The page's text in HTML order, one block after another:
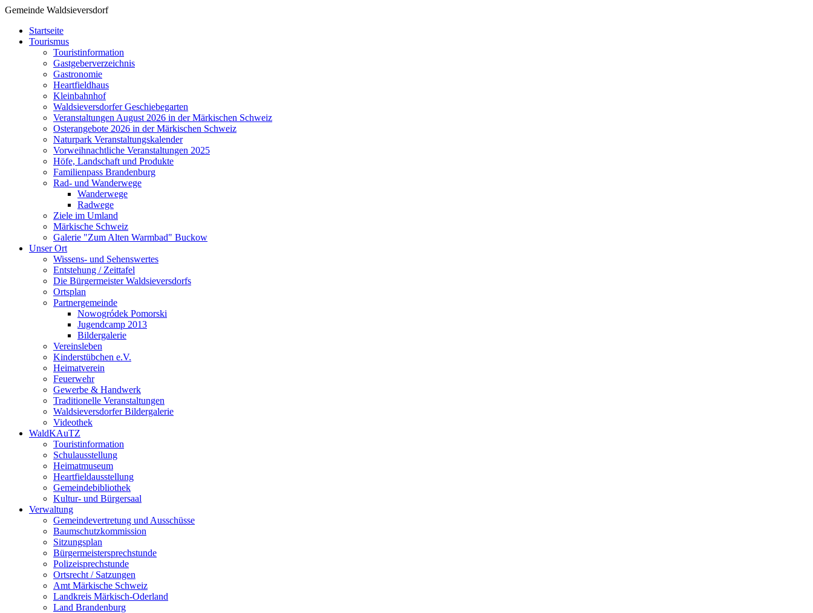
Gemeinde Waldsieversdorf
Startseite
Tourismus
Touristinformation
Gastgeberverzeichnis
Gastronomie
Heartfieldhaus
Kleinbahnhof
Waldsieversdorfer Geschiebegarten
Veranstaltungen August 2026 in der Märkischen Schweiz
Osterangebote 2026 in der Märkischen Schweiz
Naturpark Veranstaltungskalender
Vorweihnachtliche Veranstaltungen 2025
Höfe, Landschaft und Produkte
Familienpass Brandenburg
Rad- und Wanderwege
Wanderwege
Radwege
Ziele im Umland
Märkische Schweiz
Galerie "Zum Alten Warmbad" Buckow
Unser Ort
Wissens- und Sehenswertes
Entstehung / Zeittafel
Die Bürgermeister Waldsieversdorfs
Ortsplan
Partnergemeinde
Nowogródek Pomorski
Jugendcamp 2013
Bildergalerie
Vereinsleben
Kinderstübchen e.V.
Heimatverein
Feuerwehr
Gewerbe & Handwerk
Traditionelle Veranstaltungen
Waldsieversdorfer Bildergalerie
Videothek
WaldKAuTZ
Touristinformation
Schulausstellung
Heimatmuseum
Heartfieldausstellung
Gemeindebibliothek
Kultur- und Bürgersaal
Verwaltung
Gemeindevertretung und Ausschüsse
Baumschutzkommission
Sitzungsplan
Bürgermeistersprechstunde
Polizeisprechstunde
Ortsrecht / Satzungen
Amt Märkische Schweiz
Landkreis Märkisch-Oderland
Land Brandenburg